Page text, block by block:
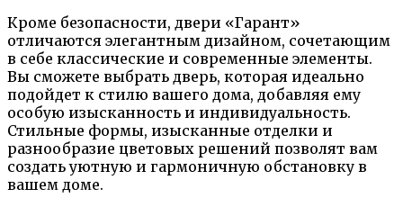
Кроме безопасности, двери «Гарант»
отличаются элегантным дизайном, сочетающим
в себе классические и современные элементы.
Вы сможете выбрать дверь, которая идеально
подойдет к стилю вашего дома, добавляя ему
особую изысканность и индивидуальность.
Стильные формы, изысканные отделки и
разнообразие цветовых решений позволят вам
создать уютную и гармоничную обстановку в
вашем доме.